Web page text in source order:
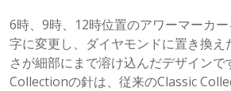
6時、9時、12時位置のアワーマーカ
字に変更し、ダイヤモンドに置き換え
さが細部にまで溶け込んだデザインで
Collectionの針は、従来のClassic